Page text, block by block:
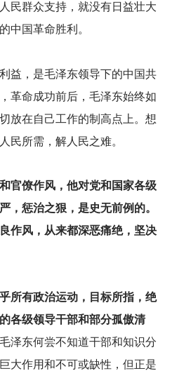
民群众支持，就没有日益壮大
中国革命胜利。
益，是毛泽东领导下的中国共
革命成功前后，毛泽东始终如
放在自己工作的制高点上。想
民所需，解人民之难。
官僚作风，他对党和国家各级
，惩治之狠，是史无前例的。
作风，从来都深恶痛绝，坚决
所有政治运动，目标所指，绝
各级领导干部和部分孤傲清
毛泽东何尝不知道干部和知识分
大作用和不可或缺性，但正是